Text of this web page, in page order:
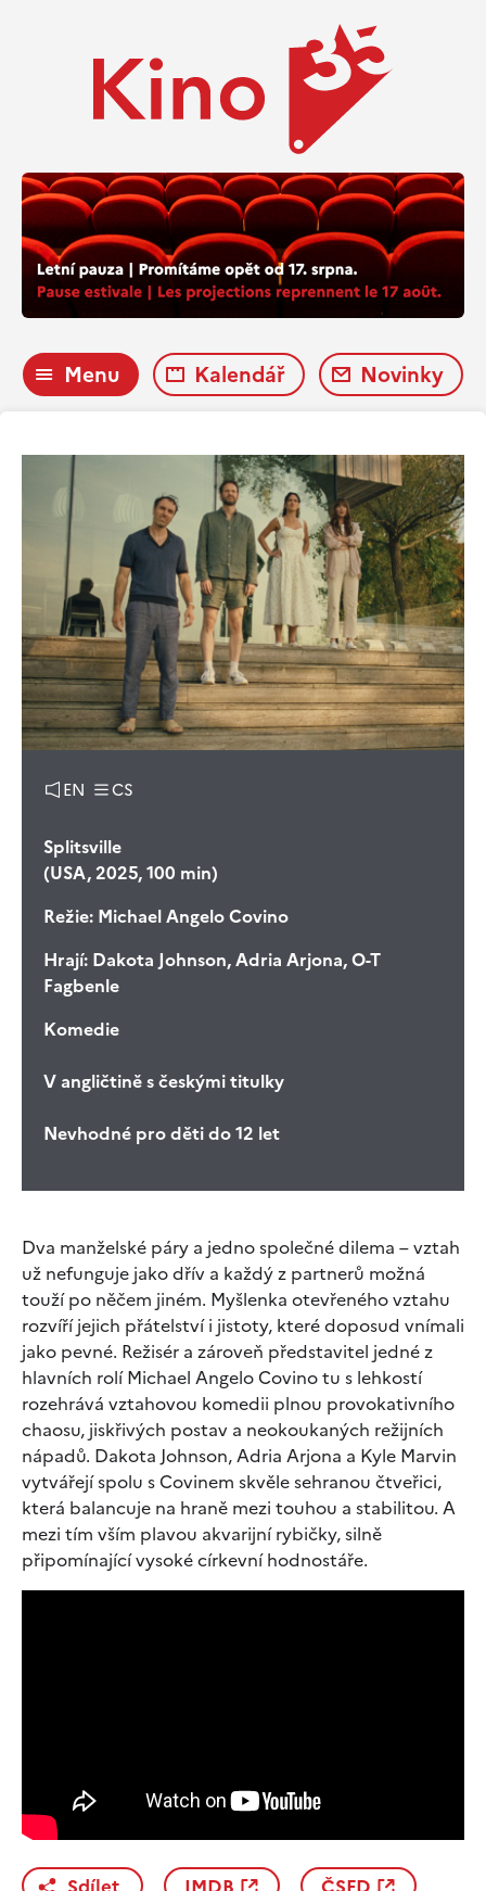
Menu Kalendář Novinky
EN CS
Splitsville
(USA, 2025, 100 min)
Režie: Michael Angelo Covino
Hrají: Dakota Johnson, Adria Arjona, O-T
Fagbenle
Komedie
V angličtině s českými titulky
Nevhodné pro děti do 12 let
Dva manželské páry a jedno společné dilema – vztah
už nefunguje jako dřív a každý z partnerů možná
touží po něčem jiném. Myšlenka otevřeného vztahu
rozvíří jejich přátelství i jistoty, které doposud vnímali
jako pevné. Režisér a zároveň představitel jedné z
hlavních rolí Michael Angelo Covino tu s lehkostí
rozehrává vztahovou komedii plnou provokativního
chaosu, jiskřivých postav a neokoukaných režijních
nápadů. Dakota Johnson, Adria Arjona a Kyle Marvin
vytvářejí spolu s Covinem skvěle sehranou čtveřici,
která balancuje na hraně mezi touhou a stabilitou. A
mezi tím vším plavou akvarijní rybičky, silně
připomínající vysoké církevní hodnostáře.